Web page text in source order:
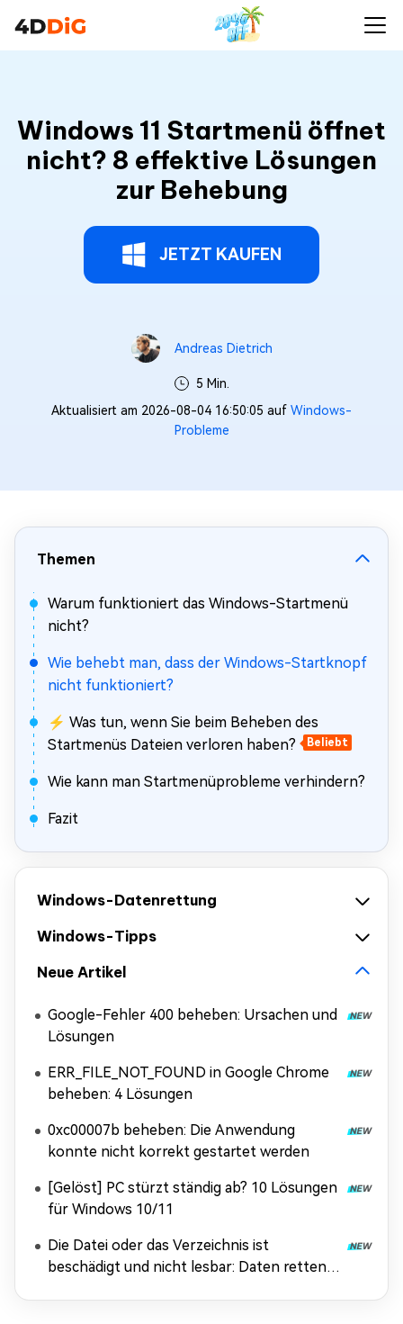
Windows 11 Startmenü öffnet
nicht? 8 effektive Lösungen
zur Behebung
JETZT KAUFEN
Andreas Dietrich
5 Min.
Aktualisiert am 2026-08-04 16:50:05 auf Windows-
Probleme
Themen
Warum funktioniert das Windows-Startmenü
nicht?
Wie behebt man, dass der Windows-Startknopf
nicht funktioniert?
⚡ Was tun, wenn Sie beim Beheben des
Startmenüs Dateien verloren haben?
Beliebt
Wie kann man Startmenüprobleme verhindern?
Fazit
Windows-Datenrettung
Windows-Tipps
Neue Artikel
Google-Fehler 400 beheben: Ursachen und
Lösungen
ERR_FILE_NOT_FOUND in Google Chrome
beheben: 4 Lösungen
0xc00007b beheben: Die Anwendung
konnte nicht korrekt gestartet werden
[Gelöst] PC stürzt ständig ab? 10 Lösungen
für Windows 10/11
Die Datei oder das Verzeichnis ist
beschädigt und nicht lesbar: Daten retten &